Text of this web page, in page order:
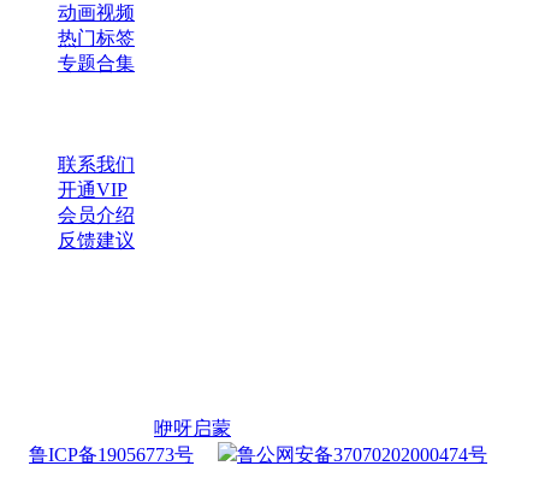
动画视频
热门标签
专题合集
联系我们
开通VIP
会员介绍
反馈建议
咿呀启蒙
鲁ICP备19056773号
鲁公网安备37070202000474号